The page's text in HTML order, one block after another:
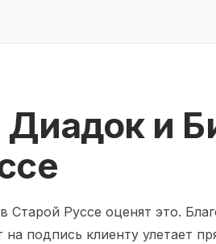
Диадок и
Руссе оценят это.
подпись клиенту улетает